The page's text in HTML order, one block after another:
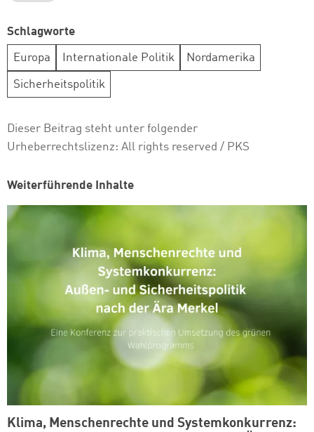
Schlagworte
Europa Internationale Politik Nordamerika
Sicherheitspolitik
Dieser Beitrag steht unter folgender
Urheberrechtslizenz: All rights reserved / PKS
Weiterführende Inhalte
Klima, Menschenrechte und Systemkonkurrenz: